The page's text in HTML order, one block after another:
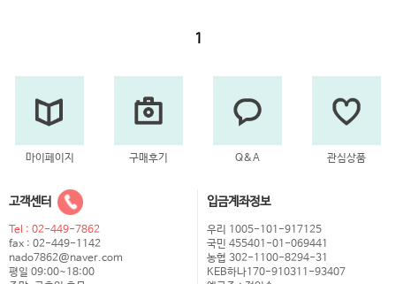
1
마이페이지 구매후기 Q&A 관심상품
고객센터
Tel : 02-449-7862
fax : 02-449-1142
nado7862@naver.com
평일 09:00~18:00
입금계좌정보
우리 1005-101-917125
국민 455401-01-069441
농협 302-1100-8294-31
KEB하나170-910311-93407